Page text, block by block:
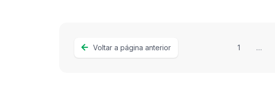
Voltar a página anterior 1 …